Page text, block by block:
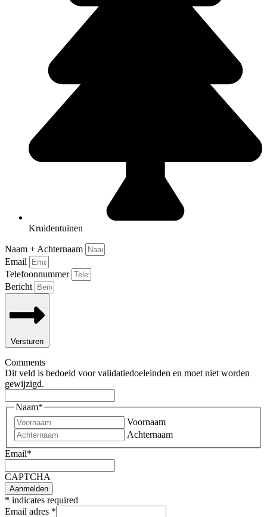
Kruidentuinen
Naam + Achternaam
Email
Telefoonnummer
Bericht
Versturen
Comments
Dit veld is bedoeld voor validatiedoeleinden en moet niet worden
gewijzigd.
Naam*
Voornaam
Achternaam
Email*
CAPTCHA
* indicates required
Email adres *